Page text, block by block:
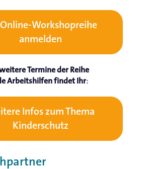
Workshopreihe
anmelden
Termine der Reihe
Arbeitshilfen findet Ihr:
Infos zum Thema
Kinderschutz